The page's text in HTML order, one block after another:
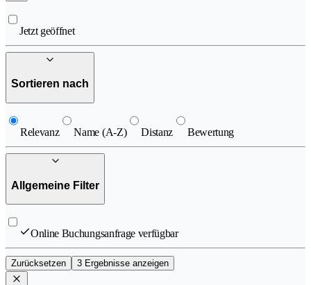
Jetzt geöffnet
Sortieren nach
Relevanz Name (A-Z) Distanz Bewertung
Allgemeine Filter
Online Buchungsanfrage verfügbar
Zurücksetzen 3 Ergebnisse anzeigen